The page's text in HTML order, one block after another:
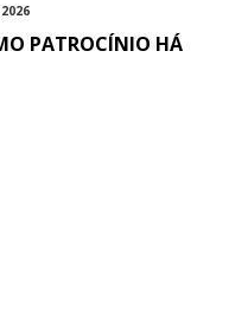
PATROCÍNIO HÁ